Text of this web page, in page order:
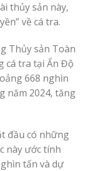
thủy sản này,
về cá tra.
Thủy sản Toàn
cá tra tại Ấn Độ
668 nghìn
năm 2024, tăng
đầu có những
này ước tính
tấn và dự